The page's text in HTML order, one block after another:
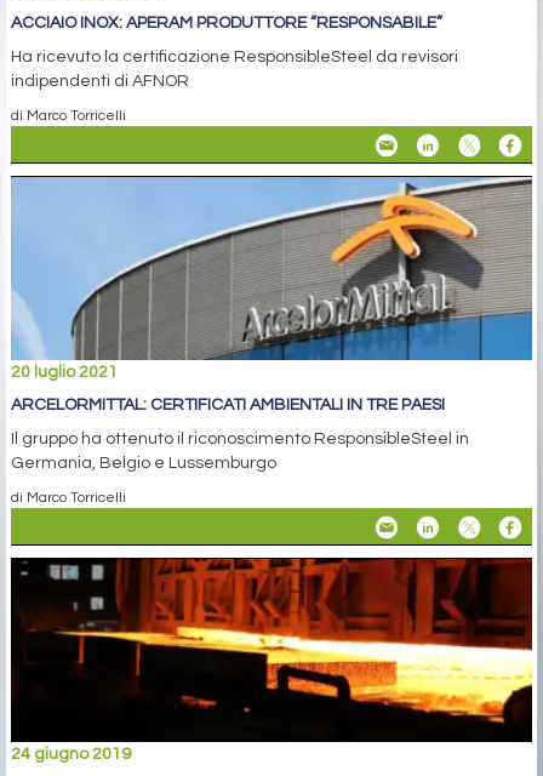
ACCIAIO INOX: APERAM PRODUTTORE “RESPONSABILE”
Ha ricevuto la certificazione ResponsibleSteel da revisori
indipendenti di AFNOR
di Marco Torricelli
20 luglio 2021
ARCELORMITTAL: CERTIFICATI AMBIENTALI IN TRE PAESI
Il gruppo ha ottenuto il riconoscimento ResponsibleSteel in
Germania, Belgio e Lussemburgo
di Marco Torricelli
24 giugno 2019